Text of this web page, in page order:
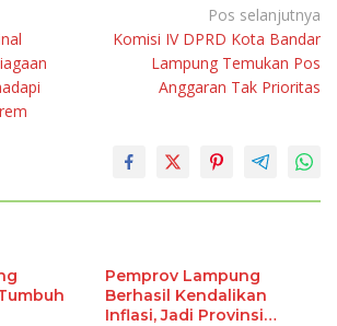
Pos selanjutnya
Komisi IV DPRD Kota Bandar
Lampung Temukan Pos
Anggaran Tak Prioritas
Pemprov Lampung
Berhasil Kendalikan
Inflasi, Jadi Provinsi